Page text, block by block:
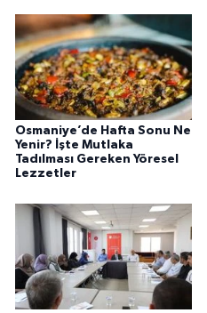
Osmaniye’de Hafta Sonu Ne
Yenir? İşte Mutlaka
Tadılması Gereken Yöresel
Lezzetler